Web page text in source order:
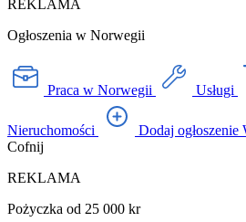
REKLAMA
Ogłoszenia w Norwegii
Praca w Norwegii Usługi
Nieruchomości Dodaj ogłoszenie
Cofnij
REKLAMA
Pożyczka od 25 000 kr